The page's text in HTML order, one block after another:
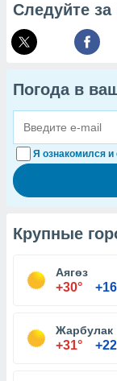
Следуйте за
Погода в
Я ознакомился и
Крупные
Аягөз
+30°
Жарбулак
+31°